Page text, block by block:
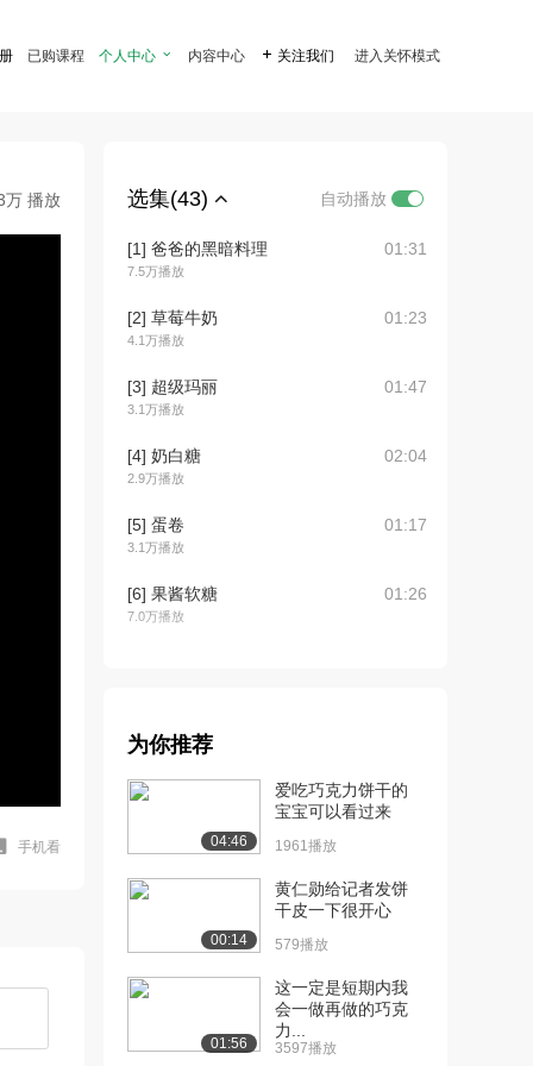
已购课程 个人中心  内容中心  关注我们 进入关怀模式
万 播放
手机看
选集(43) 自动播放
[1] 爸爸的黑暗料理
7.5万播放
01:31
[2] 草莓牛奶
4.1万播放
01:23
[3] 超级玛丽
3.1万播放
01:47
[4] 奶白糖
2.9万播放
02:04
[5] 蛋卷
3.1万播放
01:17
[6] 果酱软糖
7.0万播放
01:26
[8] 核桃炖蛋
4.8万播放
[9] 黑洞 02:45
3.0万播放
01:33
为你推荐
04:46
爱吃巧克力饼干的
宝宝可以看过来
1961播放
00:14
黄仁勋给记者发饼
干皮一下很开心
579播放
01:56
这一定是短期内我
会一做再做的巧克
力...
3597播放